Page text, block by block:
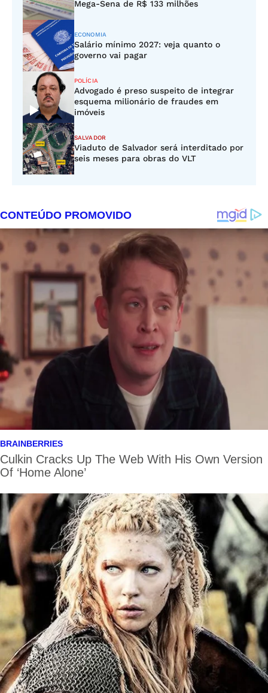
Mega-Sena de R$ 133 milhões
ECONOMIA
Salário mínimo 2027: veja quanto o
governo vai pagar
POLÍCIA
Advogado é preso suspeito de integrar
esquema milionário de fraudes em
imóveis
SALVADOR
Viaduto de Salvador será interditado por
seis meses para obras do VLT